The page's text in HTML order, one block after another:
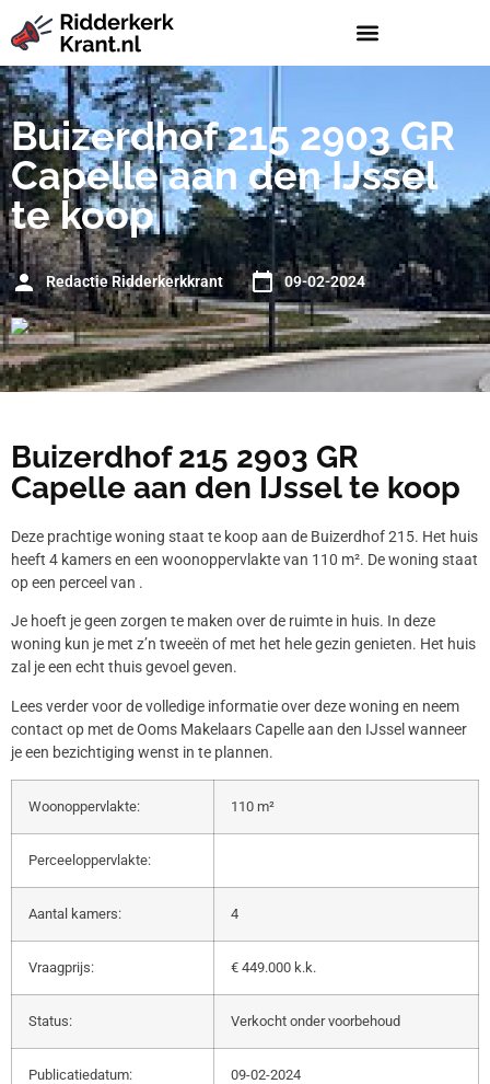
Buizerdhof 215 2903 GR
Capelle aan den IJssel
te koop
Redactie Ridderkerkkrant 09-02-2024
Buizerdhof 215 2903 GR
Capelle aan den IJssel te koop
Deze prachtige woning staat te koop aan de Buizerdhof 215. Het huis
heeft 4 kamers en een woonoppervlakte van 110 m². De woning staat
op een perceel van .
Je hoeft je geen zorgen te maken over de ruimte in huis. In deze
woning kun je met z’n tweeën of met het hele gezin genieten. Het huis
zal je een echt thuis gevoel geven.
Lees verder voor de volledige informatie over deze woning en neem
contact op met de Ooms Makelaars Capelle aan den IJssel wanneer
je een bezichtiging wenst in te plannen.
Woonoppervlakte: 110 m²
Perceeloppervlakte:
Aantal kamers: 4
Vraagprijs: € 449.000 k.k.
Status: Verkocht onder voorbehoud
Publicatiedatum: 09-02-2024